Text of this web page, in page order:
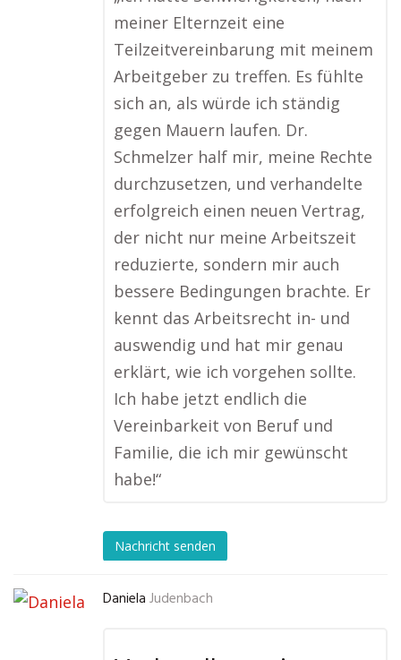
meiner Elternzeit eine
Teilzeitvereinbarung mit meinem
Arbeitgeber zu treffen. Es fühlte
sich an, als würde ich ständig
gegen Mauern laufen. Dr.
Schmelzer half mir, meine Rechte
durchzusetzen, und verhandelte
erfolgreich einen neuen Vertrag,
der nicht nur meine Arbeitszeit
reduzierte, sondern mir auch
bessere Bedingungen brachte. Er
kennt das Arbeitsrecht in- und
auswendig und hat mir genau
erklärt, wie ich vorgehen sollte.
Ich habe jetzt endlich die
Vereinbarkeit von Beruf und
Familie, die ich mir gewünscht
habe!“
Nachricht senden
Daniela Judenbach